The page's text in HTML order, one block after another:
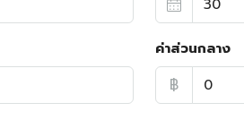
ค่าส่วนกลาง
฿